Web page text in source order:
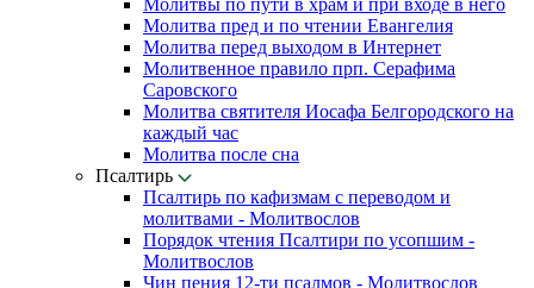
Молитвы по пути в храм и при входе в него
Молитва пред и по чтении Евангелия
Молитва перед выходом в Интернет
Молитвенное правило прп. Серафима
Саровского
Молитва святителя Иосафа Белгородского на
каждый час
Молитва после сна
Псалтирь
Псалтирь по кафизмам с переводом и
молитвами - Молитвослов
Порядок чтения Псалтири по усопшим -
Молитвослов
Чин пения 12-ти псалмов - Молитвослов